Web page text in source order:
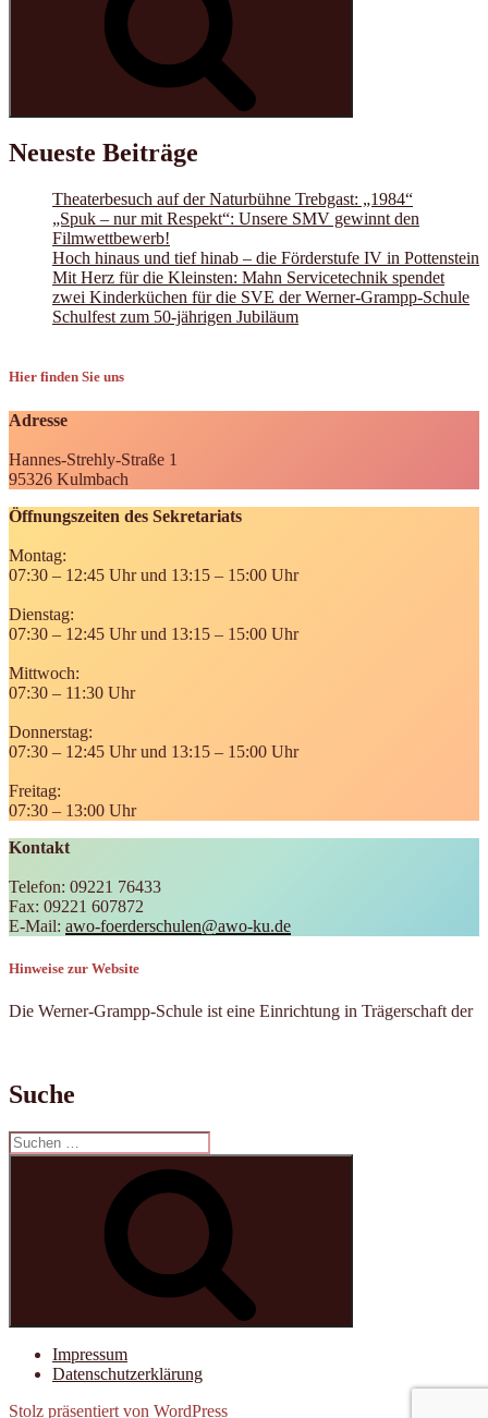
Neueste Beiträge
Theaterbesuch auf der Naturbühne Trebgast: „1984“
„Spuk – nur mit Respekt“: Unsere SMV gewinnt den
Filmwettbewerb!
Hoch hinaus und tief hinab – die Förderstufe IV in Pottenstein
Mit Herz für die Kleinsten: Mahn Servicetechnik spendet
zwei Kinderküchen für die SVE der Werner-Grampp-Schule
Schulfest zum 50-jährigen Jubiläum
Hier finden Sie uns
Adresse
Hannes-Strehly-Straße 1
95326 Kulmbach
Öffnungszeiten des Sekretariats
Montag:
07:30 – 12:45 Uhr und 13:15 – 15:00 Uhr
Dienstag:
07:30 – 12:45 Uhr und 13:15 – 15:00 Uhr
Mittwoch:
07:30 – 11:30 Uhr
Donnerstag:
07:30 – 12:45 Uhr und 13:15 – 15:00 Uhr
Freitag:
07:30 – 13:00 Uhr
Kontakt
Telefon: 09221 76433
Fax: 09221 607872
E-Mail: awo-foerderschulen@awo-ku.de
Hinweise zur Website
Die Werner-Grampp-Schule ist eine Einrichtung in Trägerschaft der
Suche
Suchen
nach:
Impressum
Datenschutzerklärung
Stolz präsentiert von WordPress